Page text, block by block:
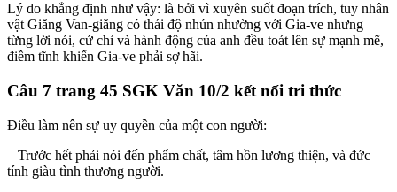
Lý do khẳng định như vậy: là bởi vì xuyên suốt đoạn trích, tuy nhân
vật Giăng Van-giăng có thái độ nhún nhường với Gia-ve nhưng
từng lời nói, cử chỉ và hành động của anh đều toát lên sự mạnh mẽ,
điềm tĩnh khiến Gia-ve phải sợ hãi.
Câu 7 trang 45 SGK Văn 10/2 kết nối tri thức
Điều làm nên sự uy quyền của một con người:
– Trước hết phải nói đến phẩm chất, tâm hồn lương thiện, và đức
tính giàu tình thương người.